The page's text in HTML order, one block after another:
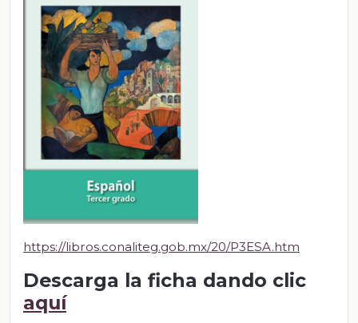
https://libros.conaliteg.gob.mx/20/P3ESA.htm
Descarga la ficha dando clic
aquí